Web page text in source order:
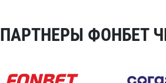
ПАРТНЕРЫ ФОНБЕТ